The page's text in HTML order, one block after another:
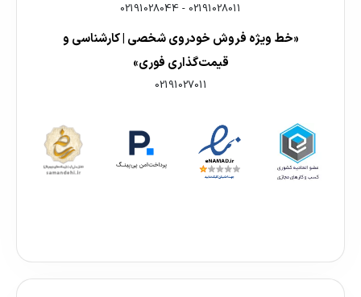
02191028011
-
02191028044
«خط ویژه فروش خودروی شخصی | کارشناسی و
قیمت‌گذاری فوری»
02191027011